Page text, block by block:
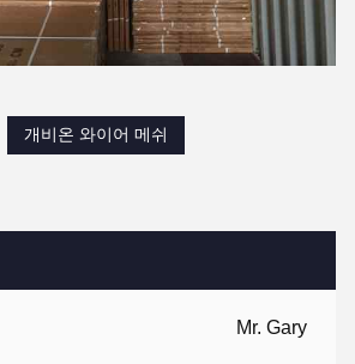
Mr. Gary
개비온 와이어 메쉬